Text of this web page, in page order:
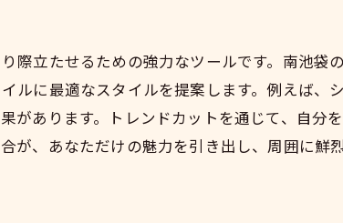
のカット技術がもたらす満足感
一歩先行くカットを体験しよう
袋で最先端のカットを体験する方法
先のカットで個性を磨く
際立たせるための強力なツールです。南池袋
ルに最適なスタイルを提案します。例えば、
があります。トレンドカットを通じて、自分
が、あなただけの魅力を引き出し、周囲に鮮